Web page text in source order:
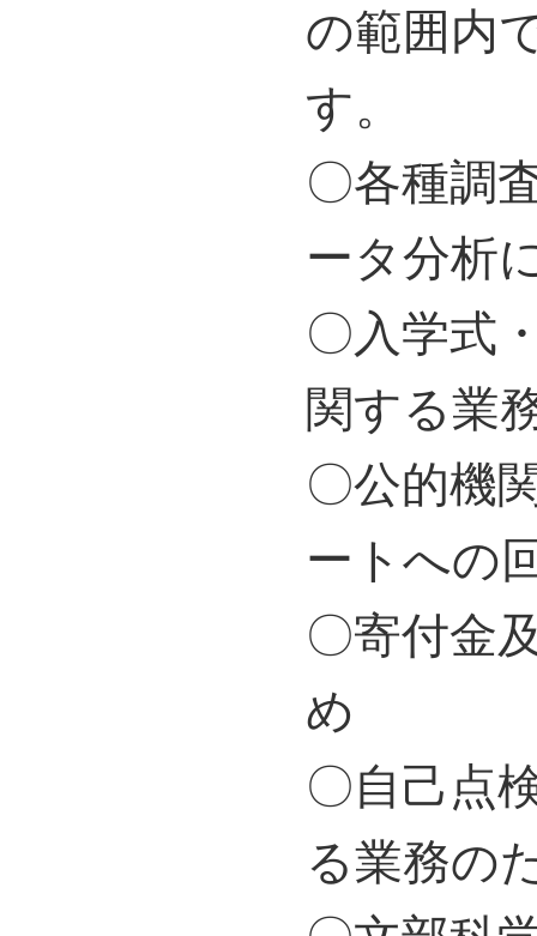
の範囲内
す。
〇各種調
ータ分析
〇入学式
関する業
〇公的機
ートへの
〇寄付金
め
〇自己点
る業務の